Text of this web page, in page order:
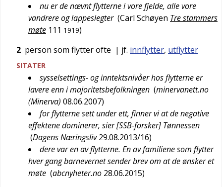
nu er de nævnt flytterne i vore fjelde, alle vore
vandrere og lappeslegter (Carl Schøyen Tre stammers
møte 111 1919)
2 person som flytter ofte | jf. innflytter, utflytter
SITATER
sysselsettings- og inntektsnivåer hos flytterne er
lavere enn i majoritetsbefolkningen (minervanett.no
(Minerva) 08.06.2007)
for flytterne sett under ett, finner vi at de negative
effektene dominerer, sier [SSB-forsker] Tønnessen
(Dagens Næringsliv 29.08.2013/16)
dere var en av flytterne. En av familiene som flytter
hver gang barnevernet sender brev om at de ønsker et
møte (abcnyheter.no 28.06.2015)